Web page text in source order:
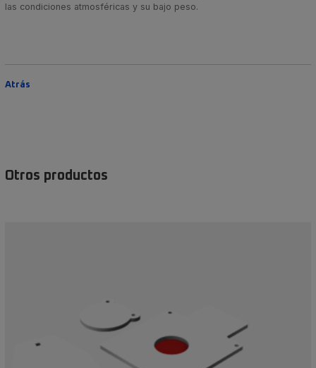
las condiciones atmosféricas y su bajo peso.
Atrás
Otros productos